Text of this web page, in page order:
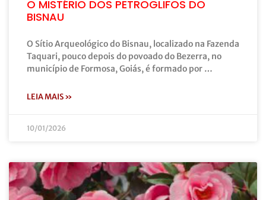
O MISTÉRIO DOS PETROGLIFOS DO
BISNAU
O Sítio Arqueológico do Bisnau, localizado na Fazenda
Taquari, pouco depois do povoado do Bezerra, no
município de Formosa, Goiás, é formado por …
LEIA MAIS »
10/01/2026